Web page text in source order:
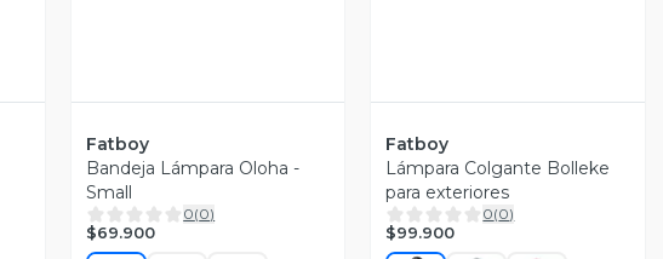
Fatboy
Bandeja Lámpara Oloha -
Small
0(0)
$69.900
Fatboy
Lámpara Colgante Bolleke
para exteriores
0(0)
$99.900